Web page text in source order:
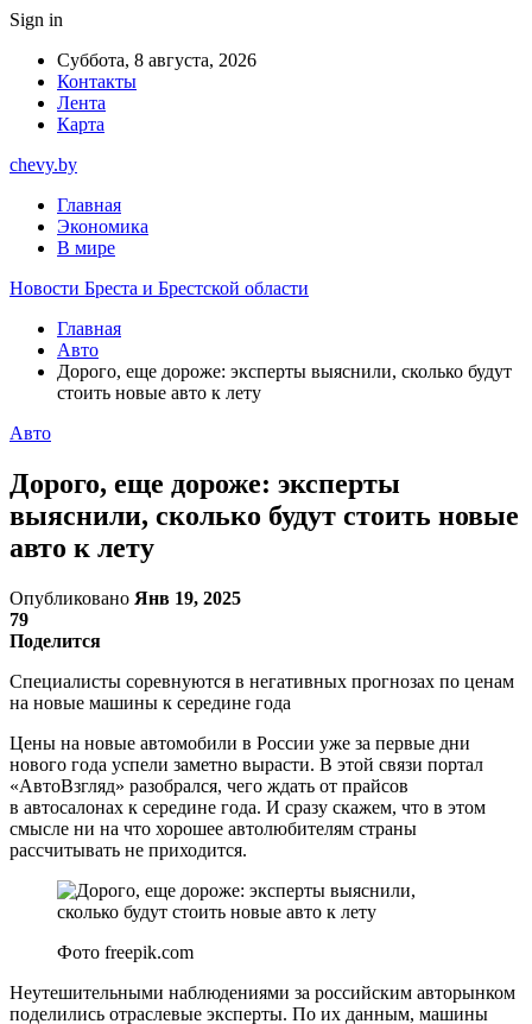
Sign in
Суббота, 8 августа, 2026
Контакты
Лента
Карта
chevy.by
Главная
Экономика
В мире
Новости Бреста и Брестской области
Главная
Авто
Дорого, еще дороже: эксперты выяснили, сколько будут
стоить новые авто к лету
Авто
Дорого, еще дороже: эксперты
выяснили, сколько будут стоить новые
авто к лету
Опубликовано Янв 19, 2025
79
Поделится
Специалисты соревнуются в негативных прогнозах по ценам
на новые машины к середине года
Цены на новые автомобили в России уже за первые дни
нового года успели заметно вырасти. В этой связи портал
«АвтоВзгляд» разобрался, чего ждать от прайсов
в автосалонах к середине года. И сразу скажем, что в этом
смысле ни на что хорошее автолюбителям страны
рассчитывать не приходится.
Фото freepik.com
Неутешительными наблюдениями за российским авторынком
поделились отраслевые эксперты. По их данным, машины